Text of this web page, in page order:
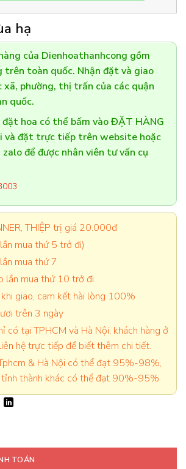
hạ
của Dienhoathanhcong gồm
trên toàn quốc. Nhận đặt và giao
phường, thị trấn của các quận
quốc.
đặt hoa có thể bấm vào ĐẶT HÀNG
và đặt trực tiếp trên website hoặc
để được nhân viên tư vấn cụ
THIỆP trị giá 20.000đ
mua thứ 5 trở đi)
mua thứ 7
lần mua thứ 10 trở đi
giao, cam kết hài lòng 100%
trên 3 ngày
có tại TPHCM và Hà Nội, khách hàng ở
hệ trực tiếp để biết thêm chi tiết.
& Hà Nội có thể đạt 95%-98%,
tỉnh thành khác có thể đạt 90%-95%
TOÁN